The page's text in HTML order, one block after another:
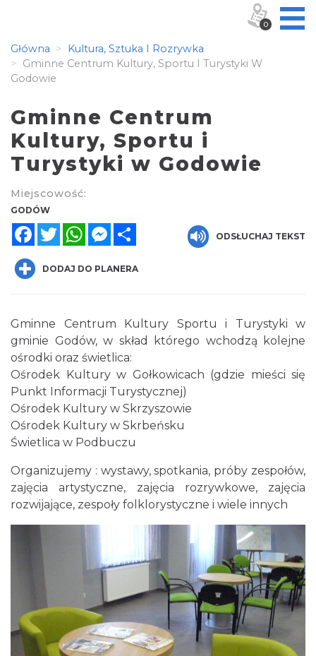
Główna
Kultura, Sztuka I Rozrywka
Gminne Centrum Kultury, Sportu I Turystyki W
Godowie
Gminne Centrum
Kultury, Sportu i
Turystyki w Godowie
Miejscowość:
GODÓW
FacebookTwitterWhatsAppMessenger
ODSŁUCHAJ TEKST
DODAJ DO PLANERA
Gminne Centrum Kultury Sportu i Turystyki w
gminie Godów, w skład którego wchodzą kolejne
ośrodki oraz świetlica:
Ośrodek Kultury w Gołkowicach (gdzie mieści się
Punkt Informacji Turystycznej)
Ośrodek Kultury w Skrzyszowie
Ośrodek Kultury w Skrbeńsku
Świetlica w Podbuczu
Organizujemy : wystawy, spotkania, próby zespołów,
zajęcia artystyczne, zajęcia rozrywkowe, zajęcia
rozwijające, zespoły folklorystyczne i wiele innych
0